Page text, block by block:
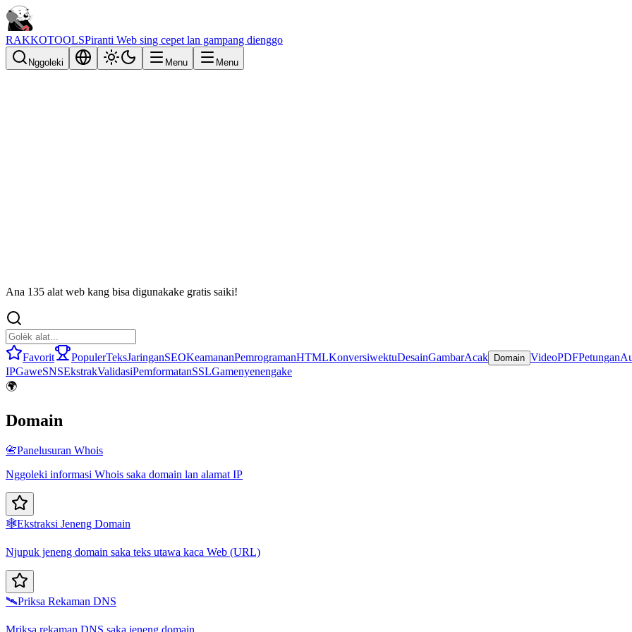
RAKKOTOOLSPiranti Web sing cepet lan gampang dienggo
Nggoleki Menu Menu
Ana 135 alat web kang bisa digunakake gratis saiki!
Favorit PopulerTeksJaringanSEOKeamananPemrogramanHTMLKonversiwektuDesainGambarAcak Domain VideoPDFPetungan
IPGaweSNSEkstrakValidasiPemformatanSSLGamenyenengake
🌍
Domain
📇Panelusuran Whois
Nggoleki informasi Whois saka domain lan alamat IP
🕸️Ekstraksi Jeneng Domain
Njupuk jeneng domain saka teks utawa kaca Web (URL)
🛰️Priksa Rekaman DNS
Mriksa rekaman DNS saka jeneng domain